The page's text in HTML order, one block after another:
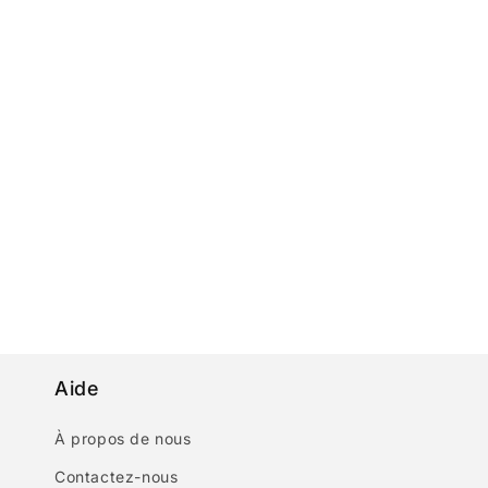
Aide
À propos de nous
Contactez-nous